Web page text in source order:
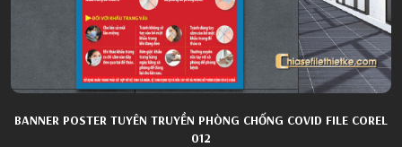
BANNER POSTER TUYÊN TRUYỀN PHÒNG CHỐNG COVID FILE COREL
012